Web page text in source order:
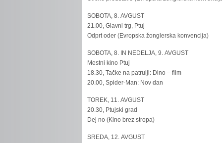
SOBOTA, 8. AVGUST
21.00, Glavni trg, Ptuj
Odprt oder (Evropska žonglerska konvencija)
SOBOTA, 8. IN NEDELJA, 9. AVGUST
Mestni kino Ptuj
18.30, Tačke na patrulji: Dino – film
20.00, Spider-Man: Nov dan
TOREK, 11. AVGUST
20.30, Ptujski grad
Dej no (Kino brez stropa)
SREDA, 12. AVGUST